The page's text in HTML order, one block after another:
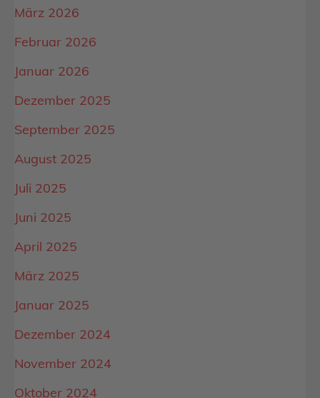
März 2026
Februar 2026
Januar 2026
Dezember 2025
September 2025
August 2025
Juli 2025
Juni 2025
April 2025
März 2025
Januar 2025
Dezember 2024
November 2024
Oktober 2024